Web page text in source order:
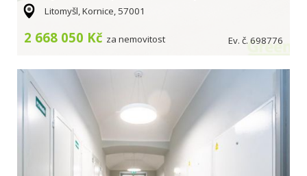
Litomyšl, Kornice, 57001
2 668 050 Kč za nemovitost Ev. č. 698776